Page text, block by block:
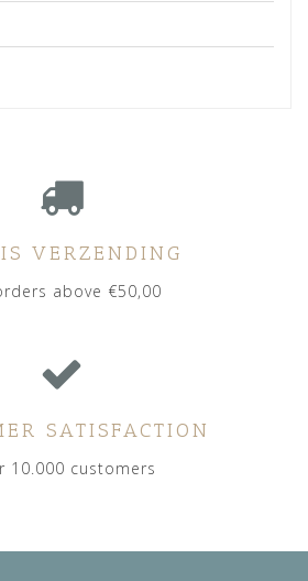
VERZENDING
above €50,00
SATISFACTION
10.000 customers